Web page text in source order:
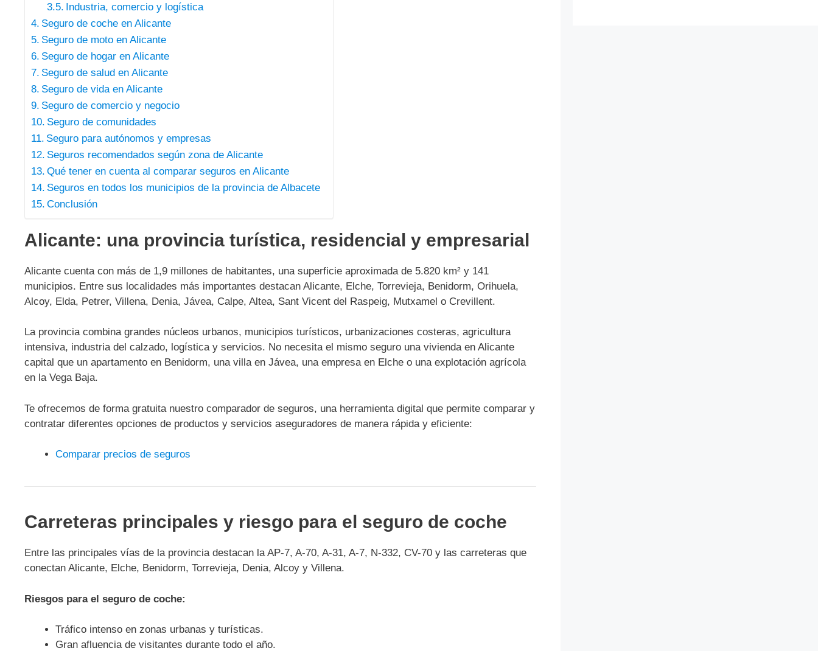
Industria, comercio y logística
Seguro de coche en Alicante
Seguro de moto en Alicante
Seguro de hogar en Alicante
Seguro de salud en Alicante
Seguro de vida en Alicante
Seguro de comercio y negocio
Seguro de comunidades
Seguro para autónomos y empresas
Seguros recomendados según zona de Alicante
Qué tener en cuenta al comparar seguros en Alicante
Seguros en todos los municipios de la provincia de Albacete
Conclusión
Alicante: una provincia turística, residencial y empresarial
Alicante cuenta con más de 1,9 millones de habitantes, una superficie aproximada de 5.820 km² y 141
municipios. Entre sus localidades más importantes destacan Alicante, Elche, Torrevieja, Benidorm, Orihuela,
Alcoy, Elda, Petrer, Villena, Denia, Jávea, Calpe, Altea, Sant Vicent del Raspeig, Mutxamel o Crevillent.
La provincia combina grandes núcleos urbanos, municipios turísticos, urbanizaciones costeras, agricultura
intensiva, industria del calzado, logística y servicios. No necesita el mismo seguro una vivienda en Alicante
capital que un apartamento en Benidorm, una villa en Jávea, una empresa en Elche o una explotación agrícola
en la Vega Baja.
Te ofrecemos de forma gratuita nuestro comparador de seguros, una herramienta digital que permite comparar y
contratar diferentes opciones de productos y servicios aseguradores de manera rápida y eficiente:
Comparar precios de seguros
Carreteras principales y riesgo para el seguro de coche
Entre las principales vías de la provincia destacan la AP-7, A-70, A-31, A-7, N-332, CV-70 y las carreteras que
conectan Alicante, Elche, Benidorm, Torrevieja, Denia, Alcoy y Villena.
Riesgos para el seguro de coche:
Tráfico intenso en zonas urbanas y turísticas.
Gran afluencia de visitantes durante todo el año.